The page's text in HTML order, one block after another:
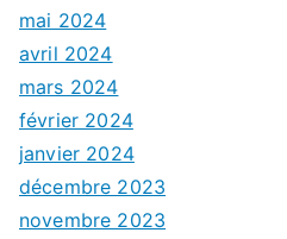
mai 2024
avril 2024
mars 2024
février 2024
janvier 2024
décembre 2023
novembre 2023